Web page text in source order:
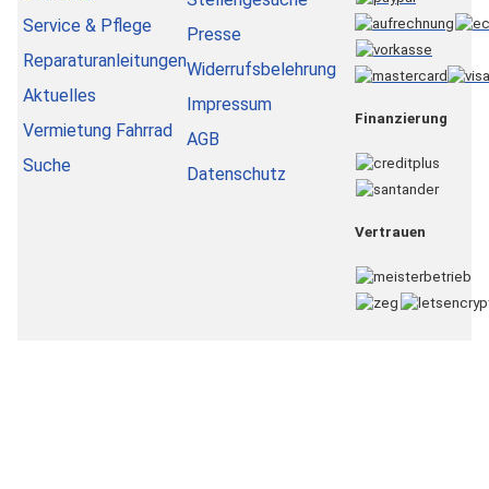
Service & Pflege
Reparaturanleitungen
Aktuelles
Vermietung Fahrrad
Suche
Presse
Widerrufsbelehrung
Impressum
AGB
Datenschutz
Finanzierung
Vertrauen